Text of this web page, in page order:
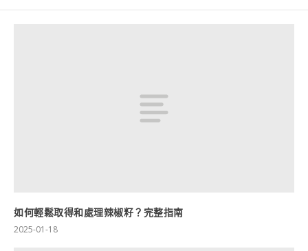
如何輕鬆取得和處理辣椒籽？完整指南
2025-01-18